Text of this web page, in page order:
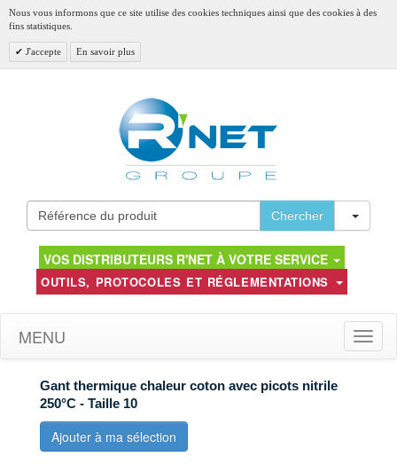
Nous vous informons que ce site utilise des cookies techniques ainsi que des cookies à des
fins statistiques.
J'accepte En savoir plus
Chercher
VOS DISTRIBUTEURS R'NET À VOTRE SERVICE
OUTILS, PROTOCOLES ET RÉGLEMENTATIONS
Toggle
MENU
Gant thermique chaleur coton avec picots nitrile
250°C - Taille 10
Ajouter à ma sélection